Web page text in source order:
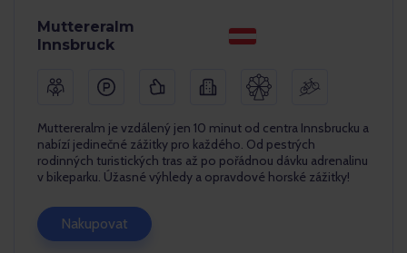
Muttereralm
Innsbruck
Muttereralm je vzdálený jen 10 minut od centra Innsbrucku a
nabízí jedinečné zážitky pro každého. Od pestrých
rodinných turistických tras až po pořádnou dávku adrenalinu
v bikeparku. Úžasné výhledy a opravdové horské zážitky!
Nakupovat